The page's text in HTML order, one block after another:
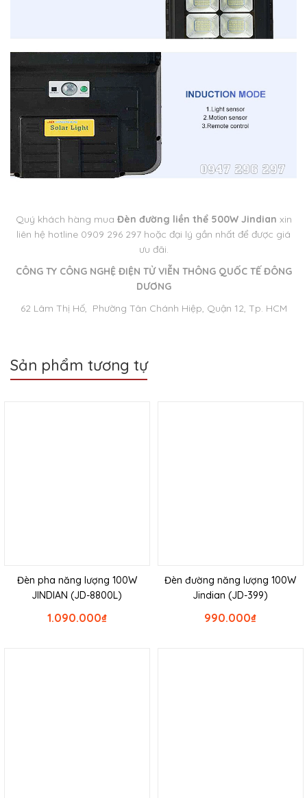
Quý khách hàng mua Đèn đường l iền thể 500W Jindian xin
liên hệ hotline 0909 296 297 hoặc đại lý gần nhất để được giá
ưu đãi.
CÔNG TY CÔNG NGHỆ ĐIỆN TỬ VIỄN THÔNG QUỐC TẾ ĐÔNG
DƯƠNG
62 Lâm Thị Hố, Phường Tân Chánh Hiệp, Quận 12, Tp. HCM
Sản phẩm tương tự
Đèn pha năng lượng 100W
JINDIAN (JD-8800L)
₫
1.090.000
Đèn đường năng lượng 100W
Jindian (JD-399)
₫
990.000